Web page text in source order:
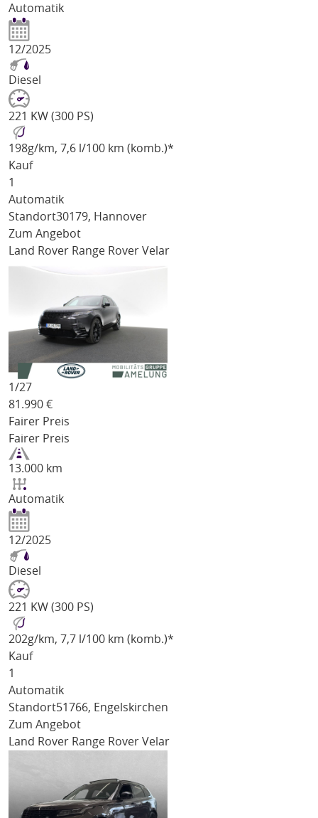
Automatik
12/2025
Diesel
221 KW (300 PS)
198g/km, 7,6 l/100 km (komb.)*
Kauf
1
Automatik
Standort30179, Hannover
Zum Angebot
Land Rover Range Rover Velar
1/27
81.990 €
Fairer Preis
Fairer Preis
13.000 km
Automatik
12/2025
Diesel
221 KW (300 PS)
202g/km, 7,7 l/100 km (komb.)*
Kauf
1
Automatik
Standort51766, Engelskirchen
Zum Angebot
Land Rover Range Rover Velar